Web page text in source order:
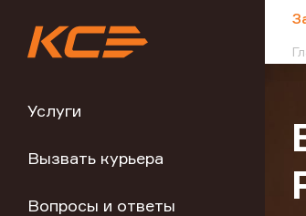
Услуги
Вызвать курьера
Вопросы и ответы